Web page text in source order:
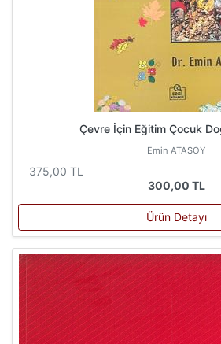
Çevre İçin Eğitim Çocuk
Emin ATASOY
375,00 TL
300,00 TL
Ürün Detayı